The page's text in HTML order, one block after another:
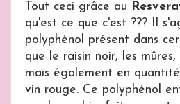
Tout ceci grâce au
qu'est ce que c'est ??? Il
polyphénol présent dans
que le raisin noir, les
mais également en
vin rouge. Ce polyphénol